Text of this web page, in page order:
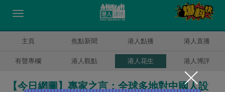
主頁 焦點新聞 港人點播 港人直播
有聲專欄 港人觀點 港人花生 港人博評
【今日網圖】專家之言：全球多地對中國人設